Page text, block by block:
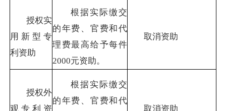
授权实
用新型专
利资助
根据实际缴交
的年费、官费和代
理费最高给予每件
2000元资助。
取消资助
授权外
观专利资
根据实际缴交
的年费、官费和代
取消资助